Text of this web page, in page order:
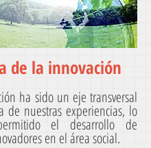
de la innovación
ha sido un eje transversal
de nuestras experiencias, lo
el desarrollo de
en el área social.